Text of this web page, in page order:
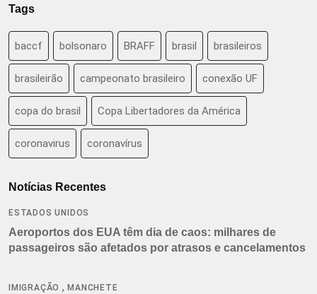
Tags
baccf bolsonaro BRAFF brasil brasileiros
brasileirão campeonato brasileiro conexão UF
copa do brasil Copa Libertadores da América
coronavirus coronavírus
Notícias Recentes
ESTADOS UNIDOS
Aeroportos dos EUA têm dia de caos: milhares de
passageiros são afetados por atrasos e cancelamentos
IMIGRAÇÃO ,MANCHETE